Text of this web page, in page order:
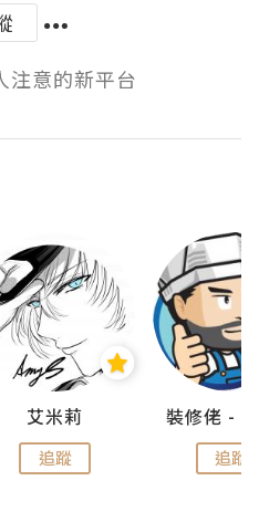
注意的新平台
艾米莉
追蹤 追蹤